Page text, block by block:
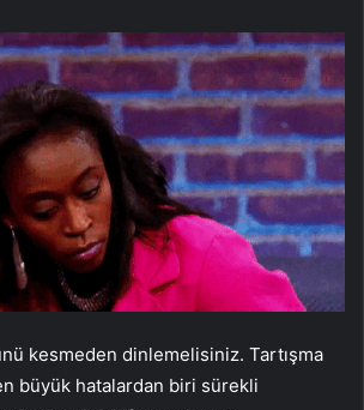
kesmeden dinlemelisiniz. Tartışma
büyük hatalardan biri sürekli